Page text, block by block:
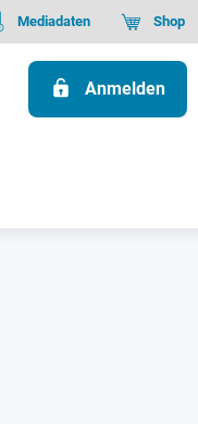
Mediadaten Shop
Anmelden